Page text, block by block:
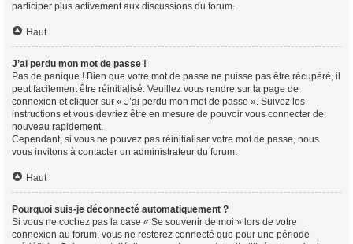
participer plus activement aux discussions du forum.
Haut
J’ai perdu mon mot de passe !
Pas de panique ! Bien que votre mot de passe ne puisse pas être récupéré, il
peut facilement être réinitialisé. Veuillez vous rendre sur la page de
connexion et cliquer sur « J’ai perdu mon mot de passe ». Suivez les
instructions et vous devriez être en mesure de pouvoir vous connecter de
nouveau rapidement.
Cependant, si vous ne pouvez pas réinitialiser votre mot de passe, nous
vous invitons à contacter un administrateur du forum.
Haut
Pourquoi suis-je déconnecté automatiquement ?
Si vous ne cochez pas la case « Se souvenir de moi » lors de votre
connexion au forum, vous ne resterez connecté que pour une période